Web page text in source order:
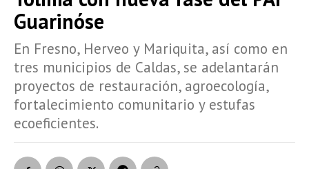
Guarinóse
En Fresno, Herveo y Mariquita, así como en
tres municipios de Caldas, se adelantarán
proyectos de restauración, agroecología,
fortalecimiento comunitario y estufas
ecoeficientes.